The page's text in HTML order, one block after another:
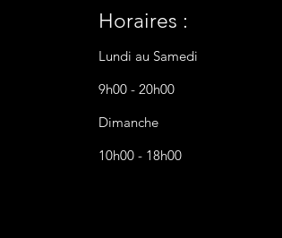
Horaires :
Lundi au Samedi
9h00 - 20h00
Dimanche
10h00 - 18h00